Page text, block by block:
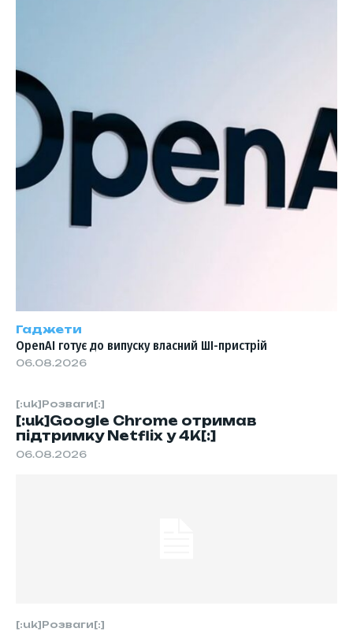
[:uk]Розваги[:]
[:uk]Google Chrome отримав
підтримку Netflix у 4K[:]
06.08.2026
[:uk]Розваги[:]
Гаджети
OpenAI готує до випуску власний ШІ-пристрій
06.08.2026